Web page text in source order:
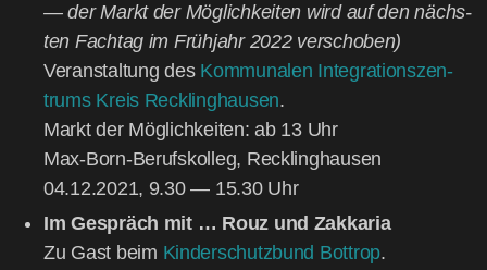
— der Markt der Mög­lich­kei­ten wird auf den nächs­
ten Fach­tag im Früh­jahr 2022 ver­scho­ben)
Ver­an­stal­tung des Kom­mu­na­len Inte­gra­ti­ons­zen­
trums Kreis Reck­ling­hau­sen.
Markt der Mög­lich­kei­ten: ab 13 Uhr
Max-Born-Berufs­kol­leg, Reck­ling­hau­sen
04.12.2021, 9.30 — 15.30 Uhr
Im Gespräch mit … Rouz und Zak­ka­ria
Zu Gast beim Kin­der­schutz­bund Bot­trop.